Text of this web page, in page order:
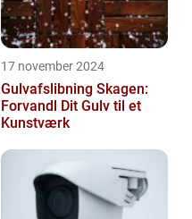
17 november 2024
Gulvafslibning Skagen:
Forvandl Dit Gulv til et
Kunstværk